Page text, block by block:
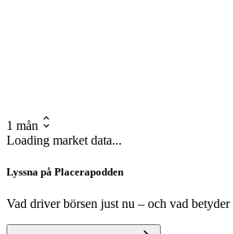
1 mån
Loading market data...
Lyssna på Placerapodden
Vad driver börsen just nu – och vad